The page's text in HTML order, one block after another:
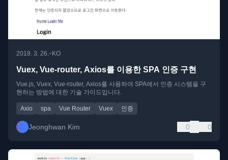
2018. 3. 26.• KO
Vuex, Vue-router, Axios를 이용한 SPA 인증 구현
Vue.js, Vuex, Vue-router, Axios를 사용하여 SPA에서 인증 시스템을 구
현하는 방법에 대한 기술 가이드입니다.
Axio spa Vue Router Vuex 인증
Jeonghwan Kim 0 0